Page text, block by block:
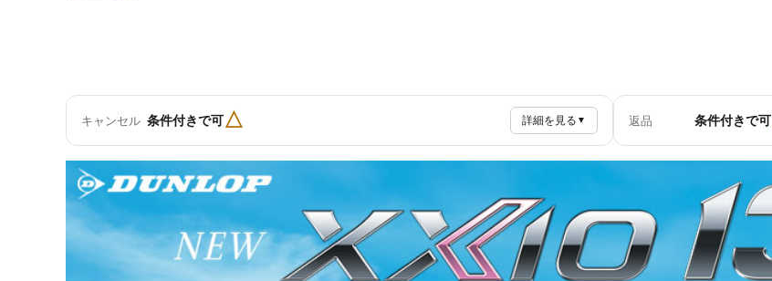
キャンセル 条件付きで可△ 詳細を見る ▼ 返品 条件付きで可